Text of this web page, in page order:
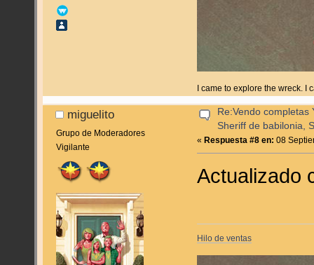
I came to explore the wreck.
miguelito
Grupo de Moderadores
Vigilante
Re:Vendo completas
Sheriff de babilonia,
« Respuesta #8 en: 08
Actualizado
Hilo de ventas